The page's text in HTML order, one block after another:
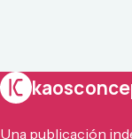
Una publicación